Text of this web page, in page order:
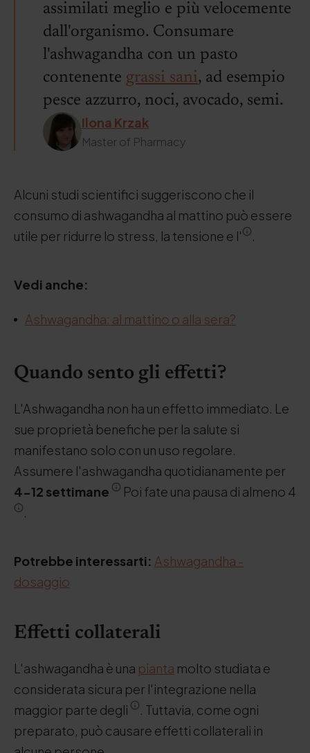
assimilati meglio e più velocemente
dall'organismo. Consumare
l'ashwagandha con un pasto
contenente grassi sani, ad esempio
pesce azzurro, noci, avocado, semi.
Ilona Krzak
Master of Pharmacy
Alcuni studi scientifici suggeriscono che il
consumo di ashwagandha al mattino può essere
utile per ridurre lo stress, la tensione e l'
.
Vedi anche:
Ashwagandha: al mattino o alla sera?
Quando sento gli effetti?
L'Ashwagandha non ha un effetto immediato. Le
sue proprietà benefiche per la salute si
manifestano solo con un uso regolare.
Assumere l'ashwagandha quotidianamente per
4-12 settimane
Poi fate una pausa di almeno 4
.
Potrebbe interessarti: Ashwagandha -
dosaggio
Effetti collaterali
L'ashwagandha è una pianta molto studiata e
considerata sicura per l'integrazione nella
maggior parte degli
. Tuttavia, come ogni
preparato, può causare effetti collaterali in